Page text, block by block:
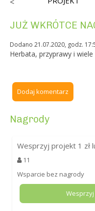
JUŻ WKRÓTCE
Dodano 21.07.2020, godz.
Herbata, przyprawy i
Dodaj komentarz
Nagrody
Wesprzyj projekt 1 zł
11
Wsparcie bez nagrody